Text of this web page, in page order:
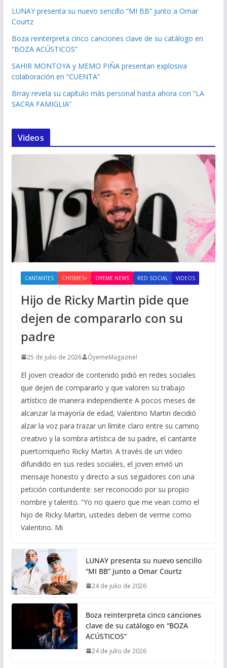
LUNAY presenta su nuevo sencillo “MI BB” junto a Omar
Courtz
Boza reinterpreta cinco canciones clave de su catálogo en
“BOZA ACÚSTICOS”
SAHIR MONTOYA y MEMO PIÑA presentan explosiva
colaboración en “CUENTA”
Brray revela su capítulo más personal hasta ahora con “LA
SACRA FAMIGLIA”
Videos
CANTANTES CHISMES+ OYEME NEWS RED SOCIAL VIDEOS
Hijo de Ricky Martin pide que
dejen de compararlo con su
padre
25 de julio de 2026 ÓyemeMagazine!
El joven creador de contenido pidió en redes sociales
que dejen de compararlo y que valoren su trabajo
artístico de manera independiente A pocos meses de
alcanzar la mayoría de edad, Valentino Martin decidió
alzar la voz para trazar un límite claro entre su camino
creativo y la sombra artística de su padre, el cantante
puertorriqueño Ricky Martin. A través de un video
difundido en sus redes sociales, el joven envió un
mensaje honesto y directo a sus seguidores con una
petición contundente: ser reconocido por su propio
nombre y talento. “Yo no quiero que me vean como el
hijo de Ricky Martin, ustedes deben de verme como
Valentino. Mi
LUNAY presenta su nuevo sencillo
“MI BB” junto a Omar Courtz
24 de julio de 2026
Boza reinterpreta cinco canciones
clave de su catálogo en “BOZA
ACÚSTICOS”
24 de julio de 2026